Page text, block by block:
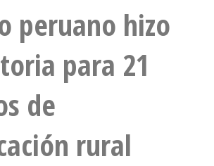
peruano hizo
para 21
de
rural